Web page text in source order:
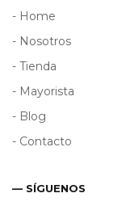
- Home
- Nosotros
- Tienda
- Mayorista
- Blog
- Contacto
— SÍGUENOS